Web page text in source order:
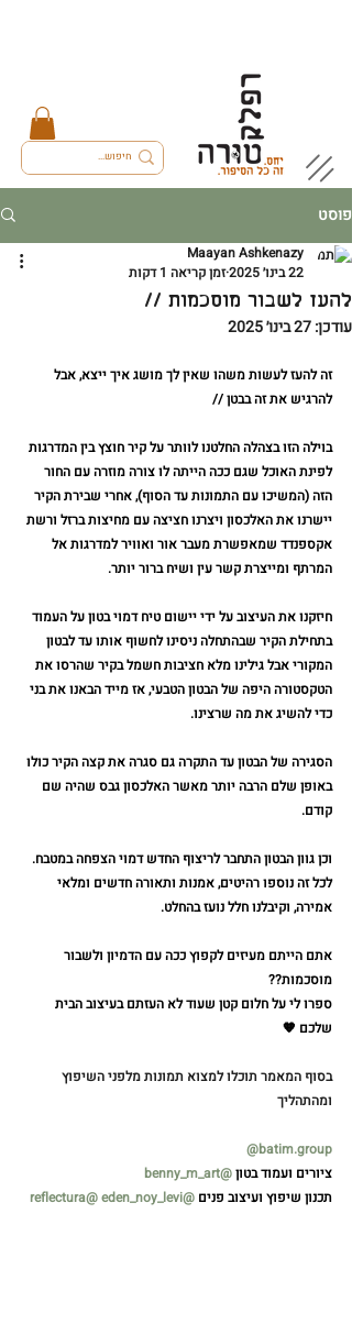
פוסט
להעז לשבור מוסכמות //
Maayan Ashkenazy
22 בינו׳ 2025
זמן קריאה 1 דקות
עודכן:27 בינו׳ 2025
זה להעז לעשות משהו שאין לך מושג איך ייצא, אבל
להרגיש את זה בבטן //
בוילה הזו בצהלה החלטנו לוותר על קיר חוצץ בין המדרגות
לפינת האוכל שגם ככה הייתה לו צורה מוזרה עם החור
הזה (המשיכו עם התמונות עד הסוף), אחרי שבירת הקיר
יישרנו את האלכסון ויצרנו חציצה עם מחיצות ברזל ורשת
אקספנדד שמאפשרת מעבר אור ואוויר למדרגות אל
המרתף ומייצרת קשר עין ושיח ברור יותר.
חיזקנו את העיצוב על ידי יישום טיח דמוי בטון על העמוד
בתחילת הקיר שבהתחלה ניסינו לחשוף אותו עד לבטון
המקורי אבל גילינו מלא חציבות חשמל בקיר שהרסו את
הטקסטורה היפה של הבטון הטבעי, אז מייד הבאנו את בני
כדי להשיג את מה שרצינו.
הסגירה של הבטון עד התקרה גם סגרה את קצה הקיר כולו
באופן שלם הרבה יותר מאשר האלכסון גבס שהיה שם
קודם.
וכן גוון הבטון התחבר לריצוף החדש דמוי הצפחה במטבח.
לכל זה נוספו רהיטים, אמנות ותאורה חדשים ומלאי
אמירה, וקיבלנו חלל נועז בהחלט.
אתם הייתם מעיזים לקפוץ ככה עם הדמיון ולשבור
מוסכמות??
ספרו לי על חלום קטן שעוד לא העזתם בעיצוב הבית
שלכם 🧡
בסוף המאמר תוכלו למצוא תמונות מלפני השיפוץ
ומהתהליך
@batim.group
ציורים ועמוד בטון @benny_m_art
תכנון שיפוץ ועיצוב פנים @reflectura
@ eden_noy_levi